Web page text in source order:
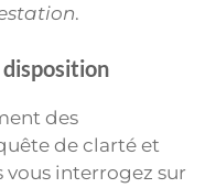
.
disposition
des
de clarté et
vous interrogez sur